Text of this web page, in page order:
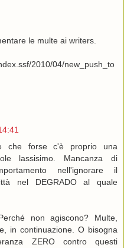
le multe ai writers.
2010/04/new_push_to
che forse c'è proprio una
lassisimo. Mancanza di
nell'ignorare il
nel DEGRADO al quale
non agiscono? Multe,
in continuazione. O bisogna
ZERO contro questi